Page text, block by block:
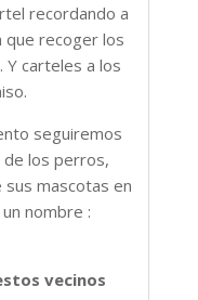
recordando a
que recoger los
carteles a los
seguiremos
de los perros,
sus mascotas en
nombre :
vecinos